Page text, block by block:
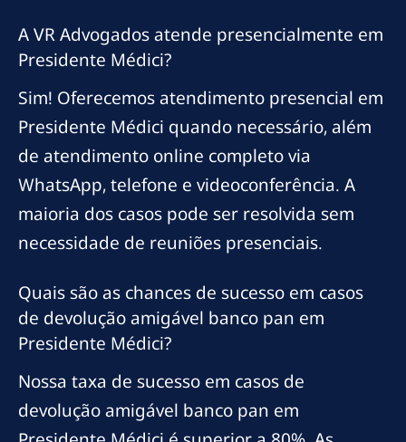
A VR Advogados atende presencialmente em
Presidente Médici?
Sim! Oferecemos atendimento presencial em
Presidente Médici quando necessário, além
de atendimento online completo via
WhatsApp, telefone e videoconferência. A
maioria dos casos pode ser resolvida sem
necessidade de reuniões presenciais.
Quais são as chances de sucesso em casos
de devolução amigável banco pan em
Presidente Médici?
Nossa taxa de sucesso em casos de
devolução amigável banco pan em